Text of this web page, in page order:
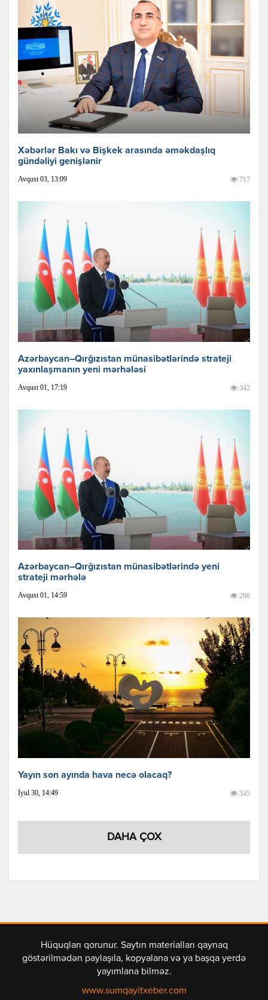
Xəbərlər Bakı və Bişkek arasında əməkdaşlıq
gündəliyi genişlənir
Avqust 03, 13:09 717
Azərbaycan–Qırğızıstan münasibətlərində strateji
yaxınlaşmanın yeni mərhələsi
Avqust 01, 17:19 342
Azərbaycan–Qırğızıstan münasibətlərində yeni
strateji mərhələ
Avqust 01, 14:59 298
Yayın son ayında hava necə olacaq?
İyul 30, 14:49 345
DAHA ÇOX
Hüquqları qorunur. Saytın materialları qaynaq
göstərilmədən paylaşıla, kopyalana və ya başqa yerdə
yayımlana bilməz.
www.sumqayitxeber.com